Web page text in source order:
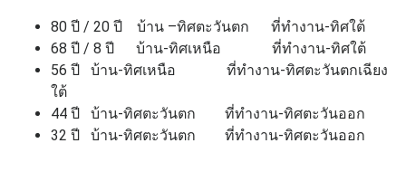
80 ปี / 20 ปี บ้าน –ทิศตะวันตก ที่ทำงาน-ทิศใต้
68 ปี / 8 ปี บ้าน-ทิศเหนือ ที่ทำงาน-ทิศใต้
56 ปี บ้าน-ทิศเหนือ ที่ทำงาน-ทิศตะวันตกเฉียง
ใต้
44 ปี บ้าน-ทิศตะวันตก ที่ทำงาน-ทิศตะวันออก
32 ปี บ้าน-ทิศตะวันตก ที่ทำงาน-ทิศตะวันออก